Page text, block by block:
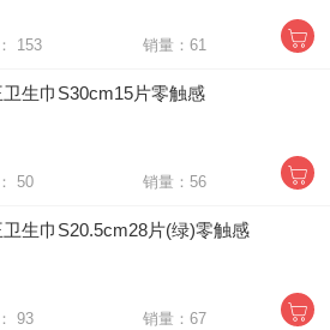
库存： 153 销量：61
生巾S30cm15片零触感
库存： 50 销量：56
生巾S20.5cm28片(绿)零触感
库存： 93 销量：67